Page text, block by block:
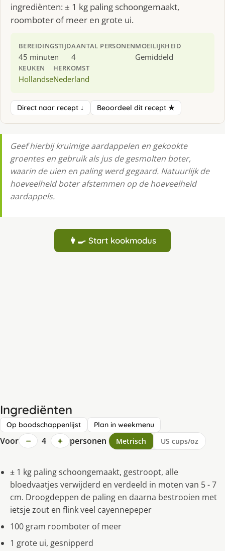
ingrediënten: ± 1 kg paling schoongemaakt,
roomboter of meer en grote ui.
BEREIDINGSTIJD
45 minuten
AANTAL PERSONEN
4
MOEILIJKHEID
Gemiddeld
KEUKEN
Hollandse
HERKOMST
Nederland
Direct naar recept ↓ Beoordeel dit recept ★
Geef hierbij kruimige aardappelen en gekookte
groentes en gebruik als jus de gesmolten boter,
waarin de uien en paling werd gegaard. Natuurlijk de
hoeveelheid boter afstemmen op de hoeveelheid
aardappels.
👩‍🍳 Start kookmodus
Ingrediënten
Op boodschappenlijst Plan in weekmenu
Voor − 4 + personen Metrisch US cups/oz
± 1 kg paling schoongemaakt, gestroopt, alle
bloedvaatjes verwijderd en verdeeld in moten van 5 - 7
cm. Droogdeppen de paling en daarna bestrooien met
ietsje zout en flink veel cayennepeper
100 gram roomboter of meer
1 grote ui, gesnipperd